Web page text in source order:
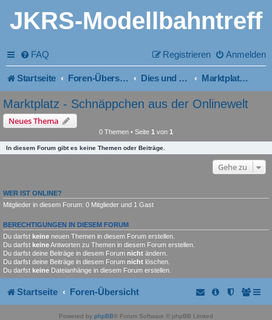
JKRS-Modellbahntreff
FAQ Anmelden
Registrieren
Startseite Foren-Übersicht Dies und Das - von allem was Marktplatz - Schnäppchen aus der Onlinewelt
Marktplatz - Schnäppchen aus der Onlinewelt
Neues Thema
0 Themen • Seite 1 von 1
In diesem Forum gibt es keine Themen oder Beiträge.
Gehe zu
WER IST ONLINE?
Mitglieder in diesem Forum: 0 Mitglieder und 1 Gast
BERECHTIGUNGEN IN DIESEM FORUM
Du darfst keine neuen Themen in diesem Forum erstellen.
Du darfst keineAntworten zu Themen in diesem Forum erstellen.
Du darfst deine Beiträge in diesem Forum nicht ändern.
Du darfst deine Beiträge in diesem Forum nicht löschen.
Du darfst keine Dateianhänge in diesem Forum erstellen.
Startseite Foren-Übersicht
Powered by phpBB® Forum Software © phpBB Limited